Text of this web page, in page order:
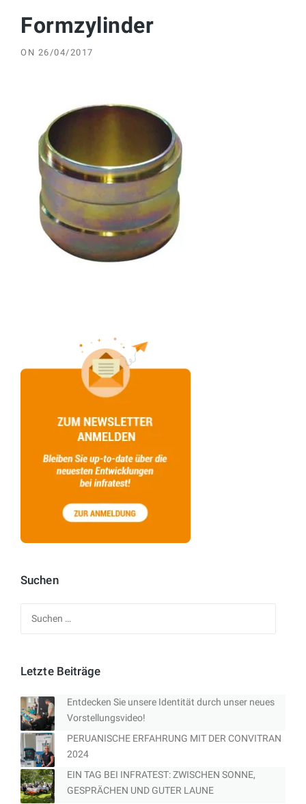
Formzylinder
ON 26/04/2017
Suchen
Letzte Beiträge
Entdecken Sie unsere Identität durch unser neues
Vorstellungsvideo!
PERUANISCHE ERFAHRUNG MIT DER CONVITRAN
2024
EIN TAG BEI INFRATEST: ZWISCHEN SONNE,
GESPRÄCHEN UND GUTER LAUNE